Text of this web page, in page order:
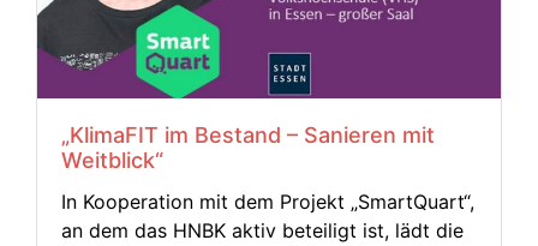
„KlimaFIT im Bestand – Sanieren mit
Weitblick“
In Kooperation mit dem Projekt „SmartQuart“,
an dem das HNBK aktiv beteiligt ist, lädt die